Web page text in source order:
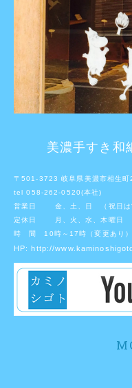
美濃手すき和
〒501-3723 岐阜県美濃市相生町
tel 058-262-0520(本社)
営業日 金、土、日 （祝日は
定休日 月、火、水、木曜日
時 間 10時～17時（変更あり）
HP:http://